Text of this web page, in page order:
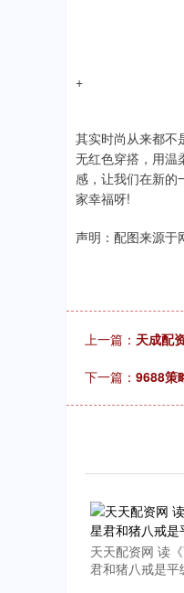
+
其实时尚从来都不
无红色穿搭，用温
感，让我们在新的
家幸福呀!
声明：配图来源于
上一篇： 天成配
下一篇： 9688策
天天配资网 读
君和猪八戒是平